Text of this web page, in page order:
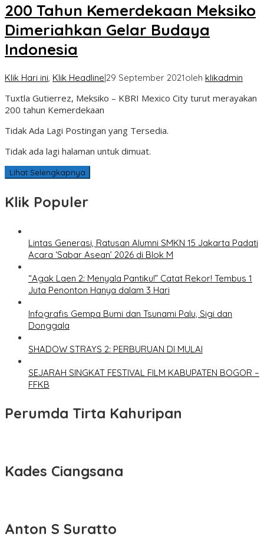
200 Tahun Kemerdekaan Meksiko
Dimeriahkan Gelar Budaya
Indonesia
Klik Hari ini Klik Headline|29 September 2021oleh klikadmin
Tuxtla Gutierrez, Meksiko – KBRI Mexico City turut merayakan
200 tahun Kemerdekaan
Tidak Ada Lagi Postingan yang Tersedia.
Tidak ada lagi halaman untuk dimuat.
Lihat Selengkapnya
Klik Populer
Lintas Generasi, Ratusan Alumni SMKN 15 Jakarta Padati
Acara ‘Sabar Asean’ 2026 di Blok M
“Agak Laen 2: Menyala Pantiku!” Catat Rekor! Tembus 1
Juta Penonton Hanya dalam 3 Hari
Infografis Gempa Bumi dan Tsunami Palu, Sigi dan
Donggala
SHADOW STRAYS 2: PERBURUAN DI MULAI
SEJARAH SINGKAT FESTIVAL FILM KABUPATEN BOGOR –
FFKB
Perumda Tirta Kahuripan
Kades Ciangsana
Anton S Suratto